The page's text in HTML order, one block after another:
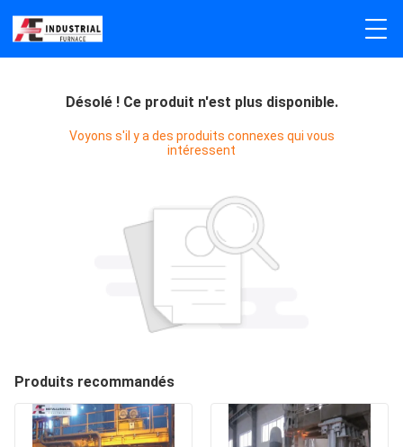
Désolé ! Ce produit n'est plus disponible.
Voyons s'il y a des produits connexes qui vous
intéressent
Produits recommandés